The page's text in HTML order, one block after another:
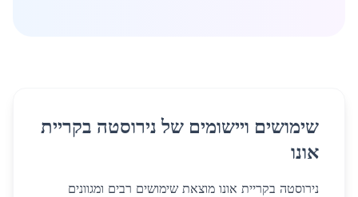
שימושים ויישומים של נירוסטה בקריית
אונו
נירוסטה בקריית אונו מוצאת שימושים רבים ומגוונים